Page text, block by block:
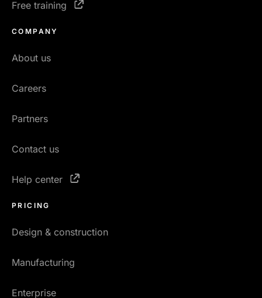
Free training
COMPANY
About us
Careers
Partners
Contact us
Help center
PRICING
Design & construction
Manufacturing
Enterprise